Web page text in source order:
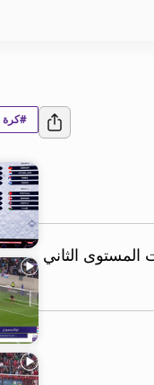
المستوى الثاني
#كرة